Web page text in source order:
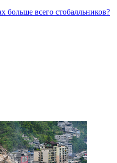
больше всего стобалльников?